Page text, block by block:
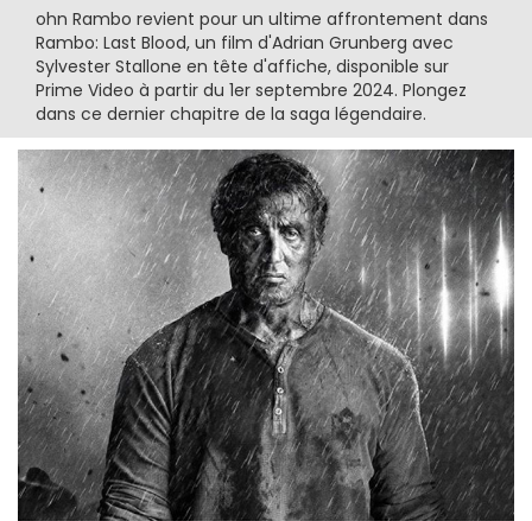
ohn Rambo revient pour un ultime affrontement dans
Rambo: Last Blood, un film d'Adrian Grunberg avec
Sylvester Stallone en tête d'affiche, disponible sur
Prime Video à partir du 1er septembre 2024. Plongez
dans ce dernier chapitre de la saga légendaire.